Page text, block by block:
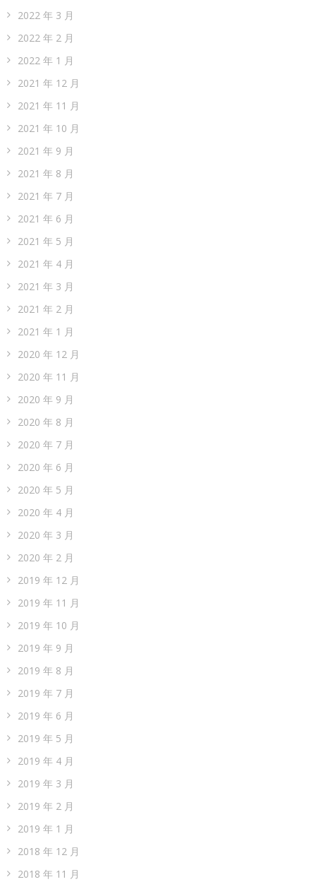
2022 年 3 月
2022 年 2 月
2022 年 1 月
2021 年 12 月
2021 年 11 月
2021 年 10 月
2021 年 9 月
2021 年 8 月
2021 年 7 月
2021 年 6 月
2021 年 5 月
2021 年 4 月
2021 年 3 月
2021 年 2 月
2021 年 1 月
2020 年 12 月
2020 年 11 月
2020 年 9 月
2020 年 8 月
2020 年 7 月
2020 年 6 月
2020 年 5 月
2020 年 4 月
2020 年 3 月
2020 年 2 月
2019 年 12 月
2019 年 11 月
2019 年 10 月
2019 年 9 月
2019 年 8 月
2019 年 7 月
2019 年 6 月
2019 年 5 月
2019 年 4 月
2019 年 3 月
2019 年 2 月
2019 年 1 月
2018 年 12 月
2018 年 11 月